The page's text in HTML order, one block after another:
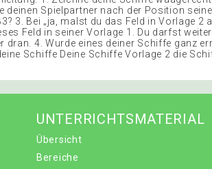
deinen Spielpartner nach der Position
3. Bei „ja, malst du das Feld in Vorlage 2
Feld in seiner Vorlage 1. Du darfst
dran. 4. Wurde eines deiner Schiffe ganz
Schiffe Deine Schiffe Vorlage 2 die
UNTERRICHTSMATERIAL
Übersicht
Bereiche